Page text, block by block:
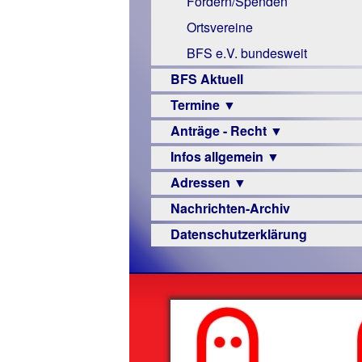
Links
Ortsvereine
BFS e.V. bundesweit
BFS Aktuell
Termine ▼
Veranstaltungsprogramme
Anträge - Recht ▼
Archiv
Urteile
Infos allgemein ▼
Sehbehinderung
Frühförderung
Schule
–
Beruf
Senioren
Hilfsmittel
Adressen ▼
Augenoptiker
Berufsbildungswerke
Hörbüchereien
Reha-
Nachrichten-Archiv
Datenschutzerklärung